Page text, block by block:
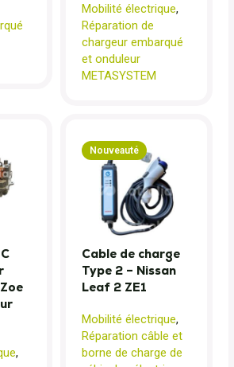
Mobilité électrique,
Réparation de
chargeur embarqué
et onduleur
METASYSTEM
,
Nouveauté
Cable de charge
Type 2 – Nissan
Leaf 2 ZE1
Mobilité électrique,
Réparation câble et
borne de charge de